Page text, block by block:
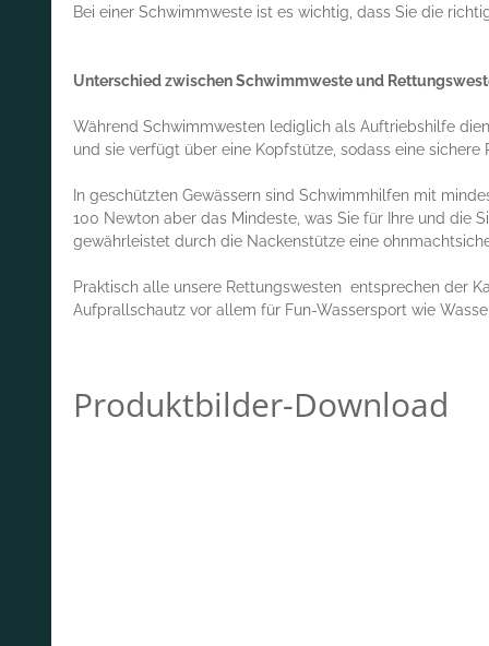
Bei einer Schwimmweste ist es wichtig, dass Sie die
Unterschied zwischen Schwimmweste und
Während Schwimmwesten lediglich als Auftriebshilfe
und sie verfügt über eine Kopfstütze, sodass eine
In geschützten Gewässern sind Schwimmhilfen mit
100 Newton aber das Mindeste, was Sie für Ihre und die
gewährleistet durch die Nackenstütze eine
Praktisch alle unsere Rettungswesten entsprechen der
Aufprallschautz vor allem für Fun-Wassersport wie
Produktbilder-Download